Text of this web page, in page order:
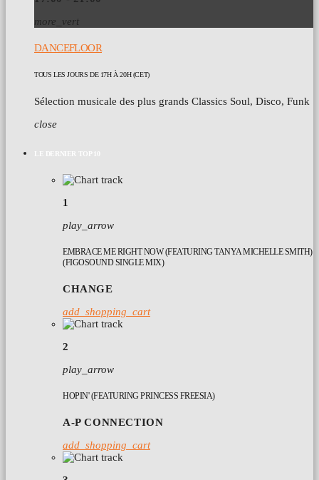
more_vert
DANCEFLOOR
TOUS LES JOURS DE 17H À 20H (CET)
Sélection musicale des plus grands Classics Soul, Disco, Funk
close
LE DERNIER TOP 10
1
play_arrow
EMBRACE ME RIGHT NOW (FEATURING TANYA MICHELLE SMITH)
(FIGOSOUND SINGLE MIX)
CHANGE
add_shopping_cart
2
play_arrow
HOPIN' (FEATURING PRINCESS FREESIA)
A-P CONNECTION
add_shopping_cart